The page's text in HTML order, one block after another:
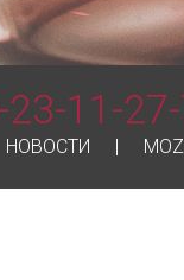
11-
НОВОСТИ